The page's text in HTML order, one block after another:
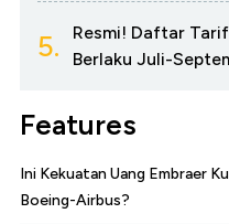
5.
Resmi! Daftar
Berlaku Juli-
Features
Ini Kekuatan Uang Embraer
Boeing-Airbus?